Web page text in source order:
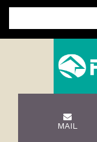
MAIL